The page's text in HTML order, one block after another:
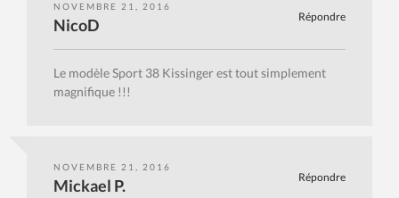
NOVEMBRE 21, 2016
Répondre
NicoD
Le modèle Sport 38 Kissinger est tout simplement
magnifique !!!
NOVEMBRE 21, 2016
Répondre
Mickael P.